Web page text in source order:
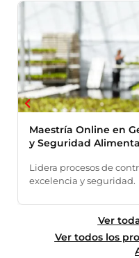
Maestría Online en
y Seguridad
Lidera procesos de
excelencia y seguridad.
Ver
Ver todos los